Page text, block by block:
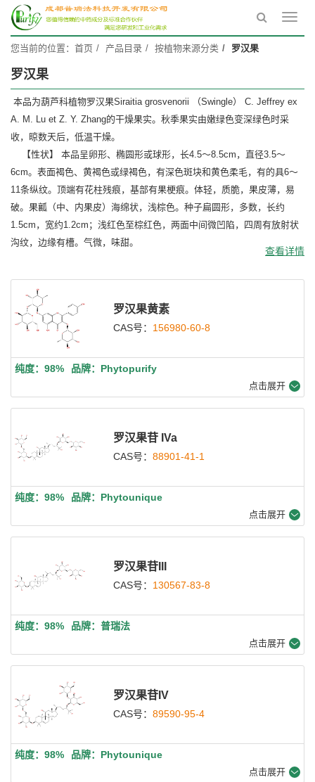
您当前的位置： 首页 产品目录 按植物来源分类 罗汉果
罗汉果
本品为葫芦科植物罗汉果Siraitia grosvenorii （Swingle） C. Jeffrey ex
A. M. Lu et Z. Y. Zhang的干燥果实。秋季果实由嫩绿色变深绿色时采
收，晾数天后，低温干燥。
【性状】 本品呈卵形、椭圆形或球形，长4.5～8.5cm，直径3.5～
6cm。表面褐色、黄褐色或绿褐色，有深色斑块和黄色柔毛，有的具6～
11条纵纹。顶端有花柱残痕，基部有果梗痕。体轻，质脆，果皮薄，易
破。果瓤（中、内果皮）海绵状，浅棕色。种子扁圆形，多数，长约
1.5cm，宽约1.2cm；浅红色至棕红色，两面中间微凹陷，四周有放射状
沟纹，边缘有槽。气微，味甜。
查看详情
罗汉果黄素
CAS号： 156980-60-8
纯度：98% 品牌：Phytopurify
点击展开
罗汉果苷 IVa
CAS号： 88901-41-1
纯度：98% 品牌：Phytounique
点击展开
罗汉果苷III
CAS号： 130567-83-8
纯度：98% 品牌：普瑞法
点击展开
罗汉果苷IV
CAS号： 89590-95-4
纯度：98% 品牌：Phytounique
点击展开